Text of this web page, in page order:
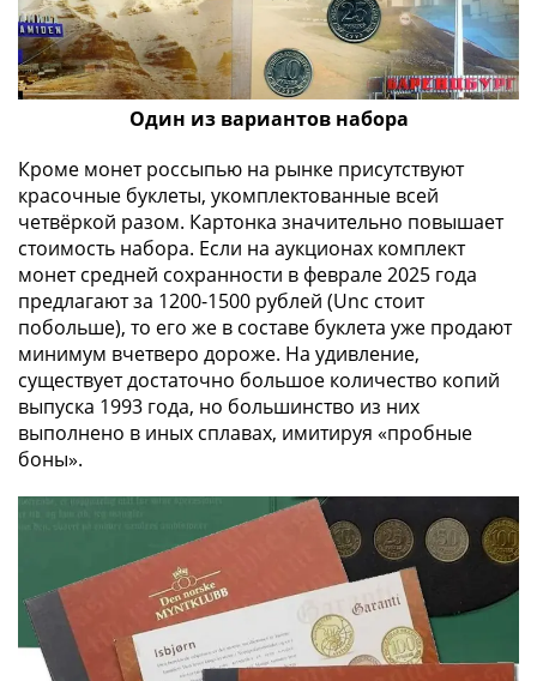
Один из вариантов набора
Кроме монет россыпью на рынке присутствуют
красочные буклеты, укомплектованные всей
четвёркой разом. Картонка значительно повышает
стоимость набора. Если на аукционах комплект
монет средней сохранности в феврале 2025 года
предлагают за 1200-1500 рублей (Unc стоит
побольше), то его же в составе буклета уже продают
минимум вчетверо дороже. На удивление,
существует достаточно большое количество копий
выпуска 1993 года, но большинство из них
выполнено в иных сплавах, имитируя «пробные
боны».